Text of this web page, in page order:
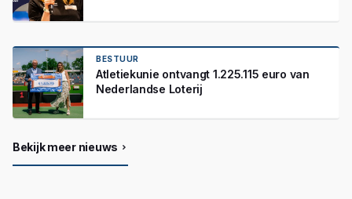
BESTUUR
Atletiekunie ontvangt 1.225.115 euro van
Nederlandse Loterij
Bekijk meer nieuws